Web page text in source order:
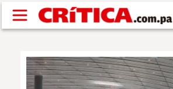
Pasar al contenido principal
SUCESOS